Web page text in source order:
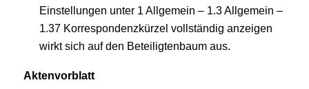
Einstellungen unter 1 Allgemein – 1.3 Allgemein –
1.37 Korrespondenzkürzel vollständig anzeigen
wirkt sich auf den Beteiligtenbaum aus.
Aktenvorblatt